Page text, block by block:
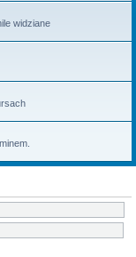
widziane